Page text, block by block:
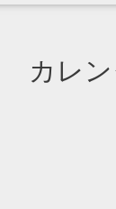
カレ